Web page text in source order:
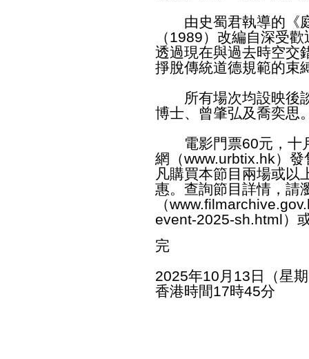
由史蜀君執導的《
（1989）改編自深受
透過現在與過去時空交
掙脫傳統道德規範的束
所有場次均設映後談
博士、曾肇弘及喬奕思
電影門票60元，十
網（www.urbtix.hk）
凡購買本節目兩場或以
惠。查詢節目詳情，請
（
event-2025-sh.html）
完
2025年10月13日（星
香港時間17時45分